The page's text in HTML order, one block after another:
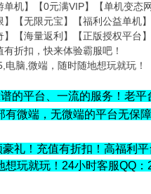
机】【0元满VIP】【单机变态
【无限元宝】【福利公益单机
【海量返利】【正版授权平台
折扣，快来体验霸服吧！
电脑,微端，随时随地想玩就玩！
的平台、一流的服务！老平
有微端，无微端的平台无保障
豪礼！充值有折扣！高福利
想玩就玩！24小时客服QQ：